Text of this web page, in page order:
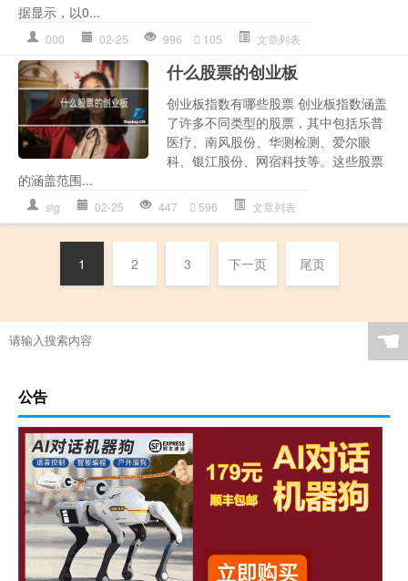
据显示，以0...
000 02-25 996 105 文章列表
什么股票的创业板
创业板指数有哪些股票 创业板指数涵盖
了许多不同类型的股票，其中包括乐普
医疗、南风股份、华测检测、爱尔眼
科、银江股份、网宿科技等。这些股票
的涵盖范围...
slg 02-25 447 596 文章列表
1 2 3 下一页 尾页
☚
公告